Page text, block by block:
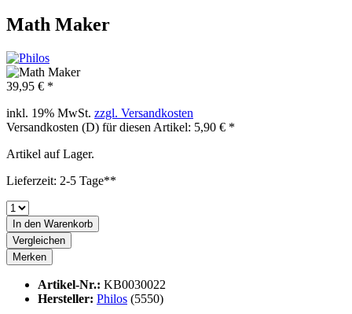
Math Maker
39,95 € *
inkl. 19% MwSt. zzgl. Versandkosten
Versandkosten (D) für diesen Artikel: 5,90 € *
Artikel auf Lager.
Lieferzeit: 2-5 Tage**
In den Warenkorb
Vergleichen
Merken
Artikel-Nr.: KB0030022
Hersteller: Philos (5550)